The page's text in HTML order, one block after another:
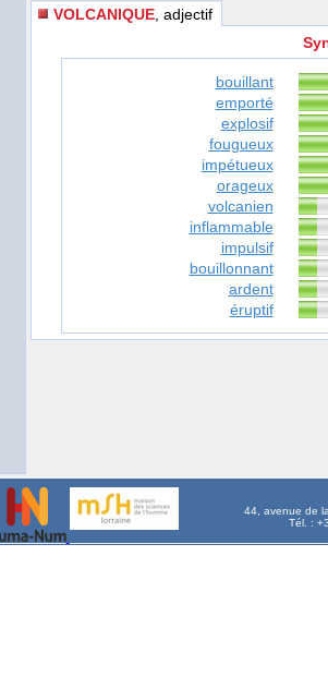
VOLCANIQUE , adjectif
bouillant
emporté
explosif
fougueux
impétueux
orageux
volcanien
inflammable
impulsif
bouillonnant
ardent
éruptif
44, avenue de
Tél. :